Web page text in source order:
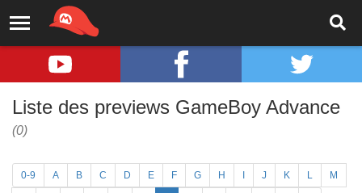
Liste des previews GameBoy Advance
(0)
0-9 A B C D E F G H J K L M